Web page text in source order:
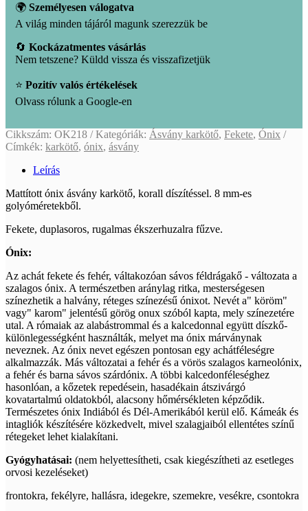
🌍 Személyesen válogatva
A világ minden tájáról magunk szerezzük be
🔄 Kockázatmentes vásárlás
Nem tetszene? Küldd vissza és visszafizetjük
⭐ Pozitív valós értékelések
Olvass rólunk a Google-en
Cikkszám: OK218 Kategóriák: Ásvány karkötő, Fekete, Ónix
Címkék: karkötő, ónix, ásvány
Leírás
Mattított ónix ásvány karkötő, korall díszítéssel. 8 mm-es
golyóméretekből.
Fekete, duplasoros, rugalmas ékszerhuzalra fűzve.
Ónix:
Az achát fekete és fehér, váltakozóan sávos féldrágakő - változata a
szalagos ónix. A természetben aránylag ritka, mesterségesen
színezhetik a halvány, réteges színezésű ónixot. Nevét a" köröm"
vagy" karom" jelentésű görög onux szóból kapta, mely színezetére
utal. A rómaiak az alabástrommal és a kalcedonnal együtt díszkő-
különlegességként használták, melyet ma ónix márványnak
neveznek. Az ónix nevet egészen pontosan egy achátféleségre
alkalmazzák. Más változatai a fehér és a vörös szalagos karneolónix,
a fehér és barna sávos szárdónix. A többi kalcedonféleséghez
hasonlóan, a kőzetek repedésein, hasadékain átszivárgó
kovatartalmú oldatokból, alacsony hőmérsékleten képződik.
Természetes ónix Indiából és Dél-Amerikából kerül elő. Kámeák és
intagliók készítésére közkedvelt, mivel szalagjaiból ellentétes színű
rétegeket lehet kialakítani.
Gyógyhatásai: (nem helyettesítheti, csak kiegészítheti az esetleges
orvosi kezeléseket)
frontokra, fekélyre, hallásra, idegekre, szemekre, vesékre, csontokra